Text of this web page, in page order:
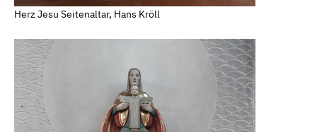
Herz Jesu Seitenaltar, Hans Kröll